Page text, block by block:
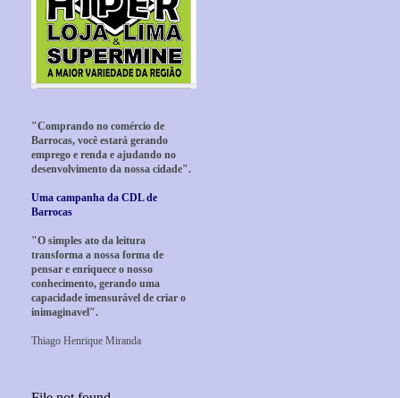
"Comprando no comércio de
Barrocas, você estará gerando
emprego e renda e ajudando no
desenvolvimento da nossa cidade".
Uma campanha da CDL de
Barrocas
"O simples ato da leitura
transforma a nossa forma de
pensar e enriquece o nosso
conhecimento, gerando uma
capacidade imensurável de criar o
inimaginavel".
Thiago Henrique Miranda